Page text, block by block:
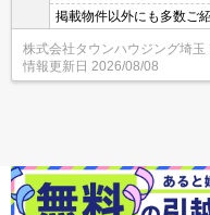
掲載物件以外にも多数ご
見可能です！メールでの
ますとスムーズに御対応で
株式会社タウンハウジング埼玉
情報更新日 2026/08/08